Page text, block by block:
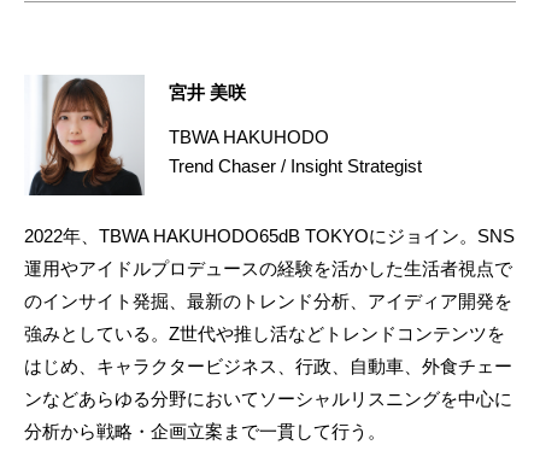
宮井 美咲
TBWA HAKUHODO
Trend Chaser / Insight Strategist
2022年、TBWA HAKUHODO65dB TOKYOにジョイン。SNS
運用やアイドルプロデュースの経験を活かした生活者視点で
のインサイト発掘、最新のトレンド分析、アイディア開発を
強みとしている。Z世代や推し活などトレンドコンテンツを
はじめ、キャラクタービジネス、行政、自動車、外食チェー
ンなどあらゆる分野においてソーシャルリスニングを中心に
分析から戦略・企画立案まで一貫して行う。